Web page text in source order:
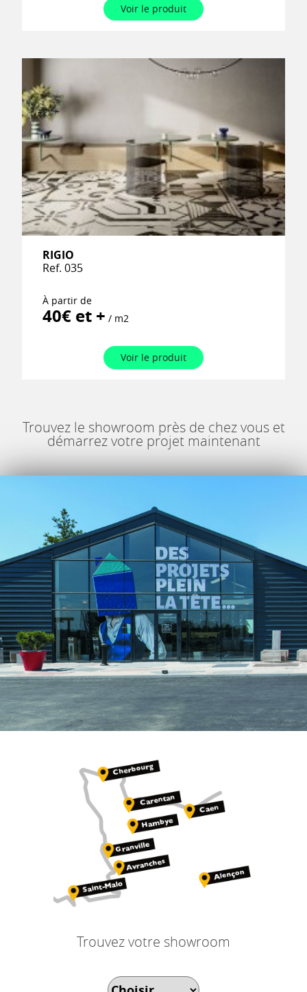
Voir le produit
RIGIO
Ref. 035
À partir de
40€ et + / m2
Voir le produit
Trouvez le showroom près de chez vous et
démarrez votre projet maintenant
Trouvez votre showroom